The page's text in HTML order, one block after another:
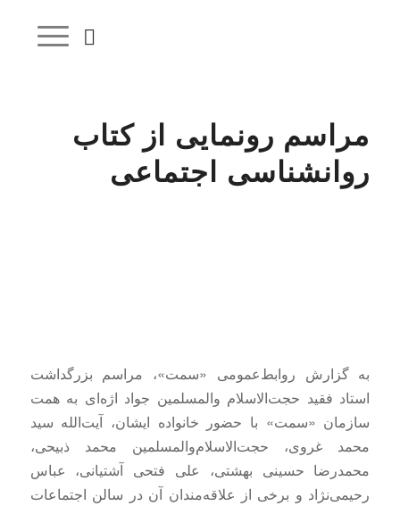
مراسم رونمایی از کتاب
روانشناسی اجتماعی
به گزارش روابط‌عمومی «سمت»، مراسم بزرگداشت
استاد فقید حجت‌الاسلام والمسلمین جواد اژه‌ای به همت
سازمان «سمت» با حضور خانواده ایشان، آیت‌الله سید
محمد غروی، حجت‌الاسلام‌والمسلمین محمد ذبیحی،
محمدرضا حسینی بهشتی، علی فتحی آشتیانی، عباس
رحیمی‌نژاد و برخی از علاقه‌مندان آن در سالن اجتماعات